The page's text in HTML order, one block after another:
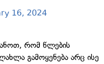
16, 2024
რომ წლების
გამოყენება არც ისე